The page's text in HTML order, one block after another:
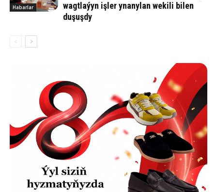
Habarlar
wagtlaýyn işler ynanylan wekili bilen
duşuşdy